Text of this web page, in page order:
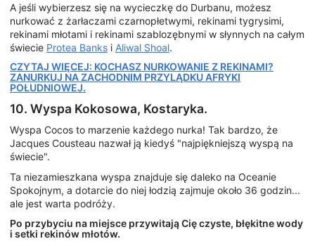
A jeśli wybierzesz się na wycieczkę do Durbanu, możesz
nurkować z żarłaczami czarnopłetwymi, rekinami tygrysimi,
rekinami młotami i rekinami szablozębnymi w słynnych na całym
świecie Protea Banks i Aliwal Shoal.
CZYTAJ WIĘCEJ: KOCHASZ NURKOWANIE Z REKINAMI?
ZANURKUJ NA ZACHODNIM PRZYLĄDKU AFRYKI
POŁUDNIOWEJ.
10. Wyspa Kokosowa, Kostaryka.
Wyspa Cocos to marzenie każdego nurka! Tak bardzo, że
Jacques Cousteau nazwał ją kiedyś "najpiękniejszą wyspą na
świecie".
Ta niezamieszkana wyspa znajduje się daleko na Oceanie
Spokojnym, a dotarcie do niej łodzią zajmuje około 36 godzin...
ale jest warta podróży.
Po przybyciu na miejsce przywitają Cię czyste, błękitne wody
i setki rekinów młotów.